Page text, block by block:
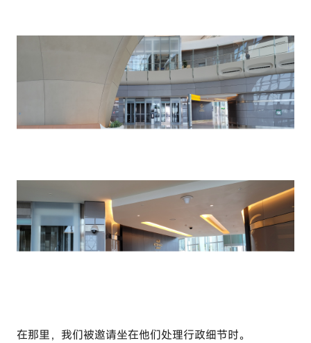
在那里，我们被邀请坐在他们处理行政细节时。